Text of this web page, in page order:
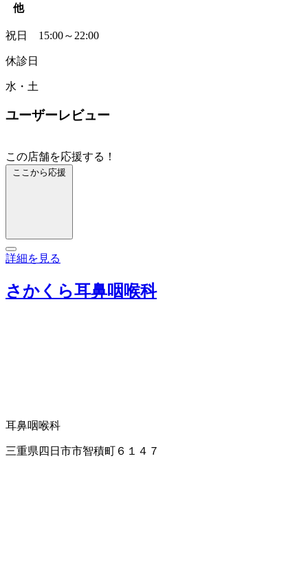
他
祝日 15:00～22:00
休診日
水・土
ユーザーレビュー
この店舗を応援する！
ここから応援
詳細を見る
さかくら耳鼻咽喉科
耳鼻咽喉科
三重県四日市市智積町６１４７